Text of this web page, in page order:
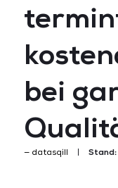
bei
datasqill Stand: